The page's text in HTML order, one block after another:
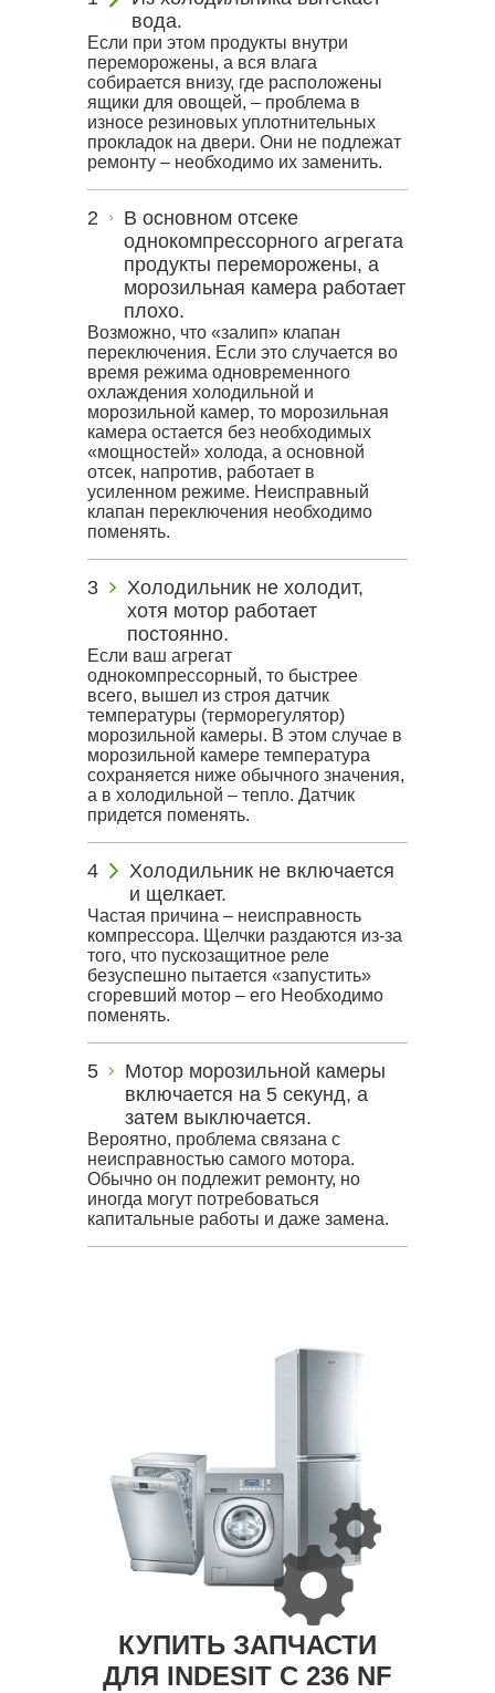
вода.
Если при этом продукты внутри
переморожены, а вся влага
собирается внизу, где расположены
ящики для овощей, – проблема в
износе резиновых уплотнительных
прокладок на двери. Они не подлежат
ремонту – необходимо их заменить.
В основном отсеке
однокомпрессорного агрегата
продукты переморожены, а
морозильная камера работает
плохо.
Возможно, что «залип» клапан
переключения. Если это случается во
время режима одновременного
охлаждения холодильной и
морозильной камер, то морозильная
камера остается без необходимых
«мощностей» холода, а основной
отсек, напротив, работает в
усиленном режиме. Неисправный
клапан переключения необходимо
поменять.
Холодильник не холодит,
хотя мотор работает
постоянно.
Если ваш агрегат
однокомпрессорный, то быстрее
всего, вышел из строя датчик
температуры (терморегулятор)
морозильной камеры. В этом случае в
морозильной камере температура
сохраняется ниже обычного значения,
а в холодильной – тепло. Датчик
придется поменять.
Холодильник не включается
и щелкает.
Частая причина – неисправность
компрессора. Щелчки раздаются из-за
того, что пускозащитное реле
безуспешно пытается «запустить»
сгоревший мотор – его Необходимо
поменять.
Мотор морозильной камеры
включается на 5 секунд, а
затем выключается.
Вероятно, проблема связана с
неисправностью самого мотора.
Обычно он подлежит ремонту, но
иногда могут потребоваться
капитальные работы и даже замена.
КУПИТЬ ЗАПЧАСТИ
ДЛЯ INDESIT C 236 NF